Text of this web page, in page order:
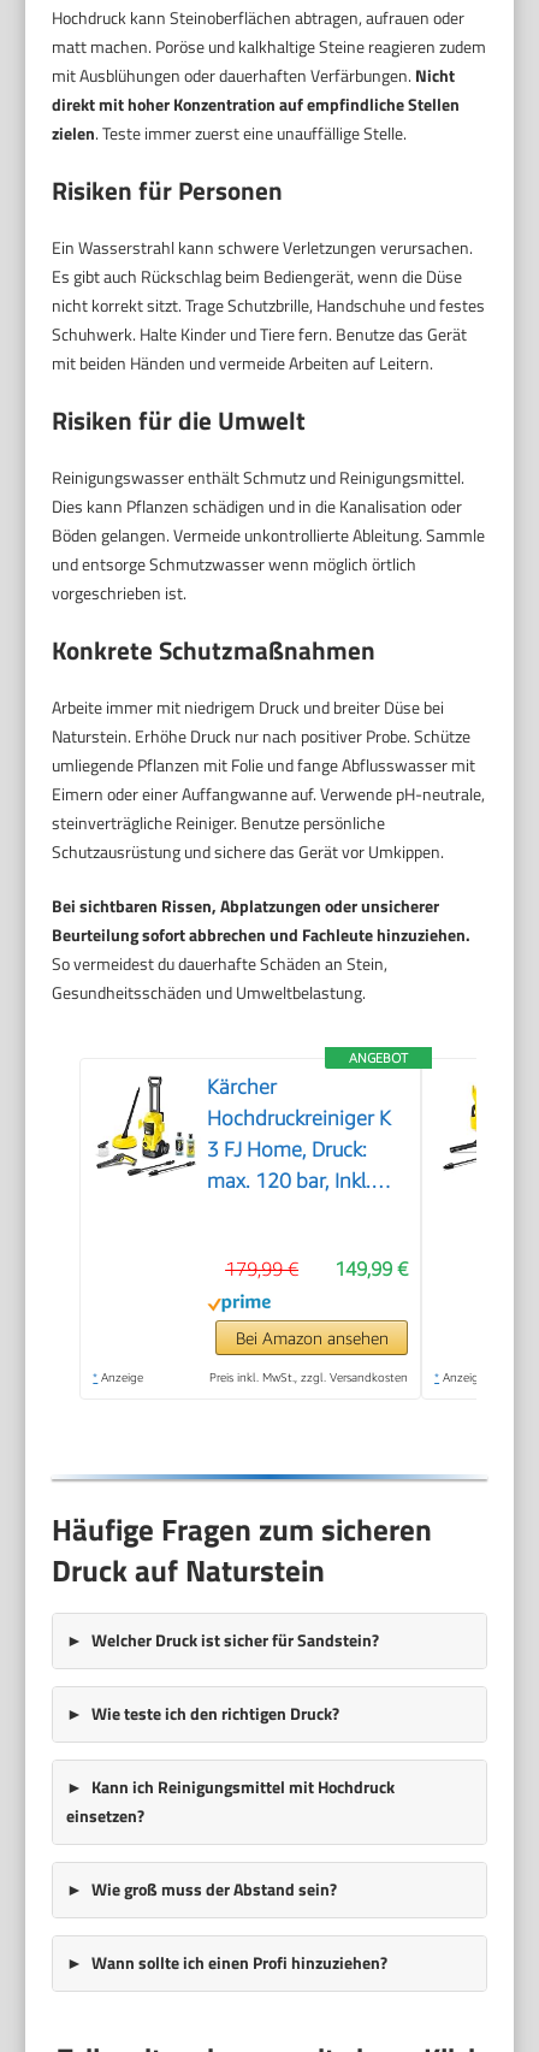
Hochdruck kann Steinoberflächen abtragen, aufrauen oder
matt machen. Poröse und kalkhaltige Steine reagieren zudem
mit Ausblühungen oder dauerhaften Verfärbungen. Nicht
direkt mit hoher Konzentration auf empfindliche Stellen
zielen. Teste immer zuerst eine unauffällige Stelle.
Risiken für Personen
Ein Wasserstrahl kann schwere Verletzungen verursachen.
Es gibt auch Rückschlag beim Bediengerät, wenn die Düse
nicht korrekt sitzt. Trage Schutzbrille, Handschuhe und festes
Schuhwerk. Halte Kinder und Tiere fern. Benutze das Gerät
mit beiden Händen und vermeide Arbeiten auf Leitern.
Risiken für die Umwelt
Reinigungswasser enthält Schmutz und Reinigungsmittel.
Dies kann Pflanzen schädigen und in die Kanalisation oder
Böden gelangen. Vermeide unkontrollierte Ableitung. Sammle
und entsorge Schmutzwasser wenn möglich örtlich
vorgeschrieben ist.
Konkrete Schutzmaßnahmen
Arbeite immer mit niedrigem Druck und breiter Düse bei
Naturstein. Erhöhe Druck nur nach positiver Probe. Schütze
umliegende Pflanzen mit Folie und fange Abflusswasser mit
Eimern oder einer Auffangwanne auf. Verwende pH-neutrale,
steinverträgliche Reiniger. Benutze persönliche
Schutzausrüstung und sichere das Gerät vor Umkippen.
Bei sichtbaren Rissen, Abplatzungen oder unsicherer
Beurteilung sofort abbrechen und Fachleute hinzuziehen.
So vermeidest du dauerhafte Schäden an Stein,
Gesundheitsschäden und Umweltbelastung.
ANGEBOT
Kärcher
Hochdruckreiniger K
3 FJ Home, Druck:
max. 120 bar, Inkl.
und höchste
Schmutzlösekraft &
HomeKit, gelb
149,99 €
179,99 €
Bei Amazon ansehen
* Anzeige Preis inkl. MwSt., zzgl. Versandkosten * Anzeige
Häufige Fragen zum sicheren
Druck auf Naturstein
Welcher Druck ist sicher für Sandstein?
Wie teste ich den richtigen Druck?
Kann ich Reinigungsmittel mit Hochdruck
einsetzen?
Wie groß muss der Abstand sein?
Wann sollte ich einen Profi hinzuziehen?